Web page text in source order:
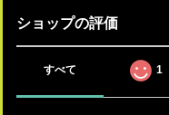
ショップの評価
すべて 1